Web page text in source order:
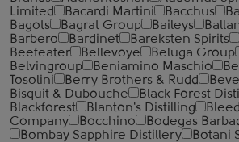
Limited
Bacardi Martini Bacchus
Bagots
Bagrat Group Baileys
Barbero
Bardinet Bareksten Spirits
Beefeater
Bellevoye Beluga Group
Belvingroup
Beniamino Maschio
Tosolini
Berry Brothers & Rudd
Bisquit & Dubouche
Black Forest
Blackforest
Blanton's Distilling
Company
Bocchino Bodegas
Bombay Sapphire Distillery
Botani